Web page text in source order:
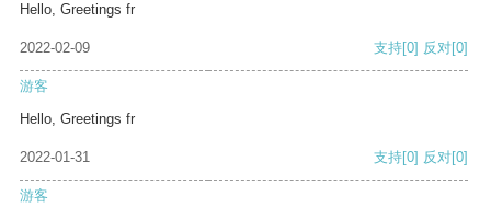
Hello, Greetings fr
2022-02-09 支持[0] 反对[0]
游客
Hello, Greetings fr
2022-01-31 支持[0] 反对[0]
游客